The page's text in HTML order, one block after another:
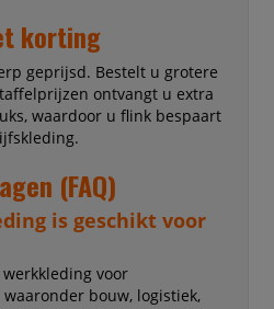
korting
geprijsd. Bestelt u grotere
ontvangt u extra
waardoor u flink bespaart
(FAQ)
is geschikt voor
voor
bouw, logistiek,